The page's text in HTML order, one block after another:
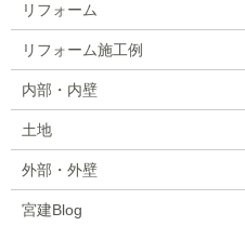
リフォーム
リフォーム施工例
内部・内壁
土地
外部・外壁
宮建Blog